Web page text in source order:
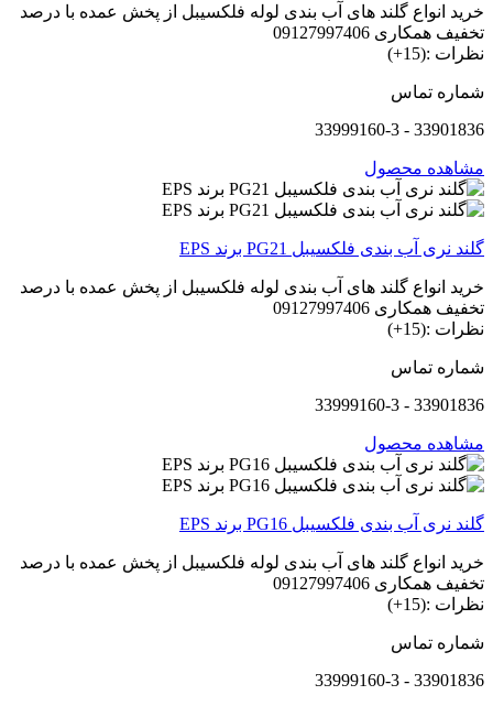
خرید انواع گلند های آب بندی لوله فلکسیبل از پخش عمده با درصد
تخفیف همکاری 09127997406
نظرات :(15+)
شماره تماس
33901836 - 33999160-3
مشاهده محصول
گلند نری آب بندی فلکسیبل PG21 برند EPS
خرید انواع گلند های آب بندی لوله فلکسیبل از پخش عمده با درصد
تخفیف همکاری 09127997406
نظرات :(15+)
شماره تماس
33901836 - 33999160-3
مشاهده محصول
گلند نری آب بندی فلکسیبل PG16 برند EPS
خرید انواع گلند های آب بندی لوله فلکسیبل از پخش عمده با درصد
تخفیف همکاری 09127997406
نظرات :(15+)
شماره تماس
33901836 - 33999160-3